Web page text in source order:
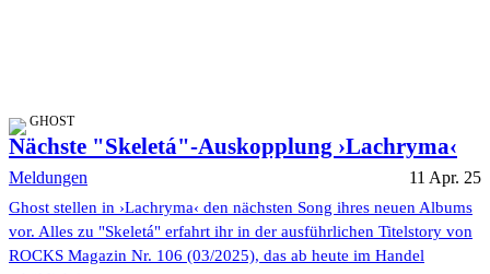
GHOST
Nächste "Skeletá"-Auskopplung ›Lachryma‹
Meldungen 11 Apr. 25
Ghost stellen in ›Lachryma‹ den nächsten Song ihres neuen Albums
vor. Alles zu "Skeletá" erfahrt ihr in der ausführlichen Titelstory von
ROCKS Magazin Nr. 106 (03/2025), das ab heute im Handel